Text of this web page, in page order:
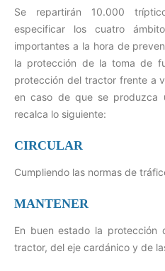
Se repartirán 10.000
especificar los cuatro
importantes a la hora de
la protección de la toma de
protección del tractor frente a
en caso de que se produzca
recalca lo siguiente:
CIRCULAR
Cumpliendo las normas de
MANTENER
En buen estado la protección
tractor, del eje cardánico y de